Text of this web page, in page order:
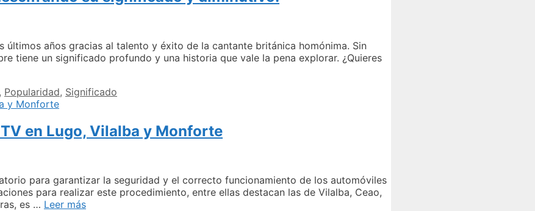
años gracias al talento y éxito de la cantante británica homónima. Sin
tiene un significado profundo y una historia que vale la pena explorar. ¿Quieres
, Popularidad, Significado
en Lugo, Vilalba y Monforte
para garantizar la seguridad y el correcto funcionamiento de los automóviles
para realizar este procedimiento, entre ellas destacan las de Vilalba, Ceao,
es … Leer másGuía